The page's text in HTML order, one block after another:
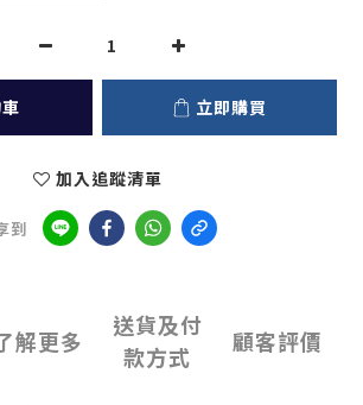
立即購買
加入追蹤清單
到
解更多
送貨及付
款方式
顧客評價